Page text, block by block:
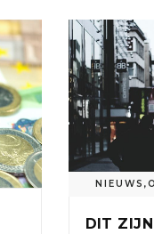
NIEUWS ,
DIT